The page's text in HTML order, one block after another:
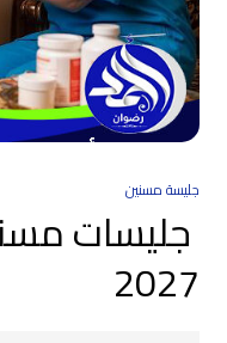
جليسة مسنين
2027